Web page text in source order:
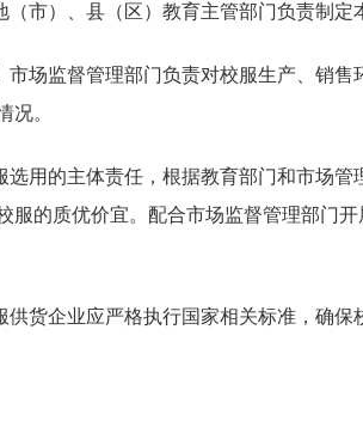
市）、县（区）教育主管部门负责制
场监督管理部门负责对校服生产、销
况。
用的主体责任，根据教育部门和市场
服的质优价宜。配合市场监督管理部门
货企业应严格执行国家相关标准，确